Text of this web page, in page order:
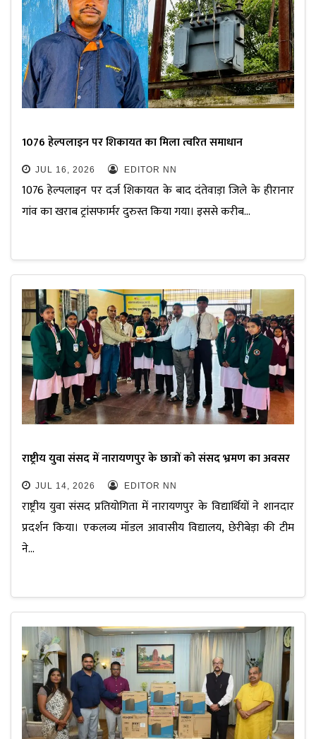
1076 हेल्पलाइन पर शिकायत का मिला त्वरित समाधान
JUL 16, 2026 EDITOR NN
1076 हेल्पलाइन पर दर्ज शिकायत के बाद दंतेवाड़ा जिले के हीरानार
गांव का खराब ट्रांसफार्मर दुरुस्त किया गया। इससे करीब…
राष्ट्रीय युवा संसद में नारायणपुर के छात्रों को संसद भ्रमण का अवसर
JUL 14, 2026 EDITOR NN
राष्ट्रीय युवा संसद प्रतियोगिता में नारायणपुर के विद्यार्थियों ने शानदार
प्रदर्शन किया। एकलव्य मॉडल आवासीय विद्यालय, छेरीबेड़ा की टीम
ने…